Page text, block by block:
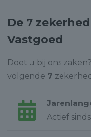
De 7
Vastgoed
Doet u bij ons
volgende 7
Actief sinds